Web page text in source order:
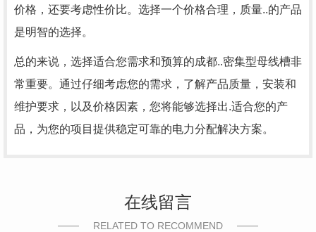
价格，还要考虑性价比。选择一个价格合理，质量..的产品
是明智的选择。
总的来说，选择适合您需求和预算的成都..密集型母线槽非
常重要。通过仔细考虑您的需求，了解产品质量，安装和
维护要求，以及价格因素，您将能够选择出.适合您的产
品，为您的项目提供稳定可靠的电力分配解决方案。
在线留言
RELATED TO RECOMMEND